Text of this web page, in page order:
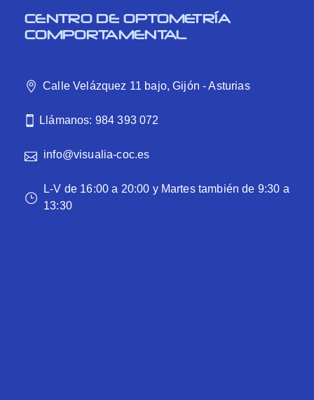
CENTRO DE OPTOMETRÍA
COMPORTAMENTAL
Calle Velázquez 11 bajo, Gijón - Asturias
Llámanos: 984 393 072
info@visualia-coc.es
L-V de 16:00 a 20:00 y Martes también de 9:30 a
13:30